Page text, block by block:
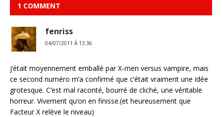
1 COMMENT
fenriss
04/07/2011 Á 13:36
j’était moyennement emballé par X-men versus vampire, mais
ce second numéro m’a confirmé que c’était vraiment une idée
grotesque. C’est mal raconté, bourré de cliché, une véritable
horreur. Vivement qu’on en finisse.(et heureusement que
Facteur X relève le niveau)